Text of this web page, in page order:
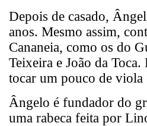
Depois de casado,
anos. Mesmo assim,
Cananeia, como os do
Teixeira e João da
tocar um pouco de viola
Ângelo é fundador do
uma rabeca feita por